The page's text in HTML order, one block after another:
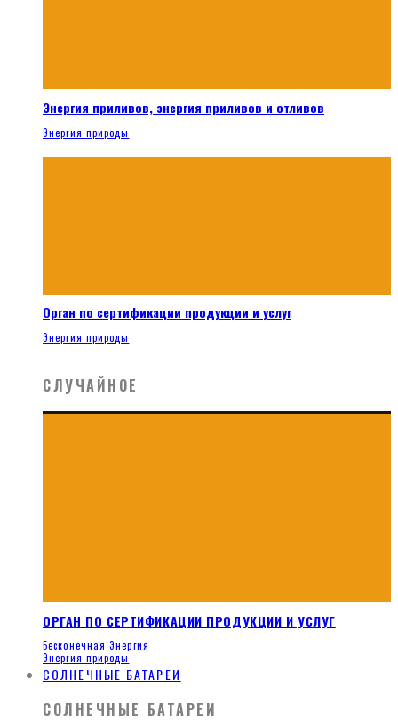
Энергия приливов, энергия приливов и отливов
Энергия природы
Орган по сертификации продукции и услуг
Энергия природы
СЛУЧАЙНОЕ
ОРГАН ПО СЕРТИФИКАЦИИ ПРОДУКЦИИ И УСЛУГ
Бесконечная Энергия
Энергия природы
СОЛНЕЧНЫЕ БАТАРЕИ
СОЛНЕЧНЫЕ БАТАРЕИ